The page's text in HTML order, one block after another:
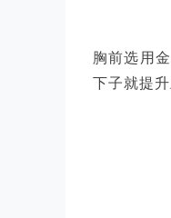
胸前选用
下子就提升